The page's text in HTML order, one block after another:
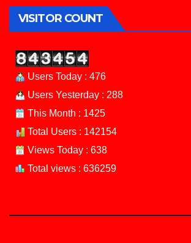
VISITOR COUNT
Users Today : 476
Users Yesterday : 288
This Month : 1425
Total Users : 142154
Views Today : 638
Total views : 636259